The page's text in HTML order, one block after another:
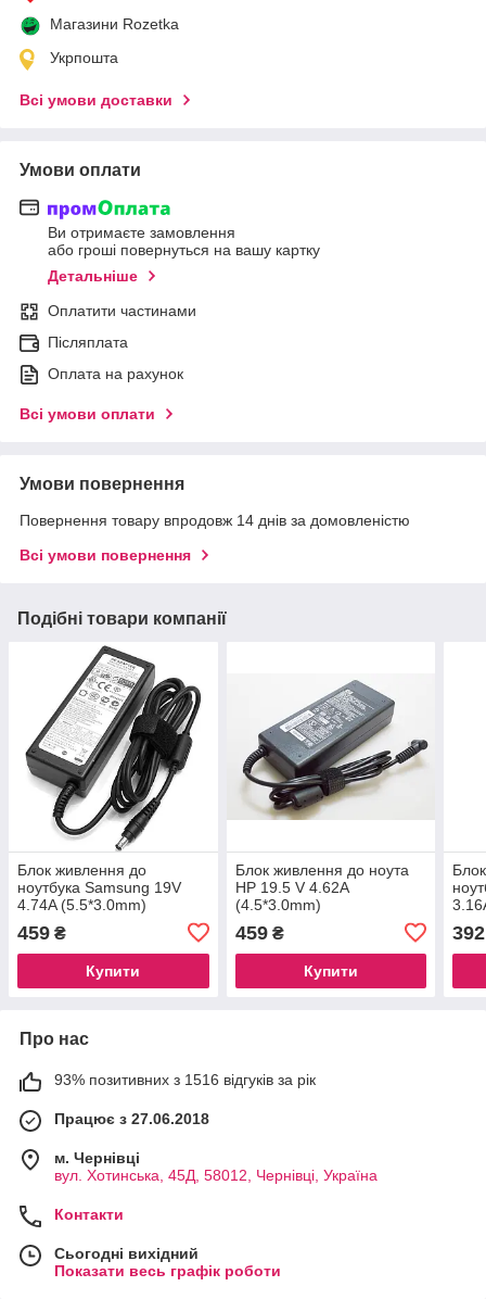
Магазини Rozetka
Укрпошта
Всі умови доставки
Умови оплати
Ви отримаєте замовлення
або гроші повернуться на вашу картку
Детальніше
Оплатити частинами
Післяплата
Оплата на рахунок
Всі умови оплати
Умови повернення
Повернення товару впродовж 14 днів за домовленістю
Всі умови повернення
Подібні товари компанії
Блок живлення до
ноутбука Samsung 19V
4.74A (5.5*3.0mm)
459 ₴
Купити
Блок живлення до ноута
HP 19.5 V 4.62A
(4.5*3.0mm)
459₴
Купити
392
Про нас
93% позитивних з 1516 відгуків за рік
Працює з 27.06.2018
м. Чернівці
вул. Хотинська, 45Д, 58012, Чернівці, Україна
Контакти
Сьогодні вихідний
Показати весь графік роботи